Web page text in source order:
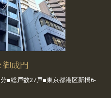
御成門
■総戸数27戸■東京都港区新橋6-